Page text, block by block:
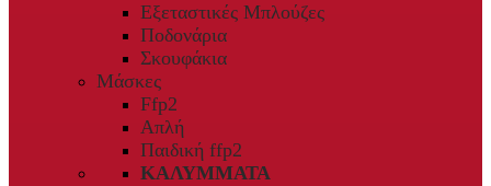
Εξεταστικές Μπλούζες
Ποδονάρια
Σκουφάκια
Μάσκες
Ffp2
Απλή
Παιδική ffp2
ΚΑΛΎΜΜΑΤΑ